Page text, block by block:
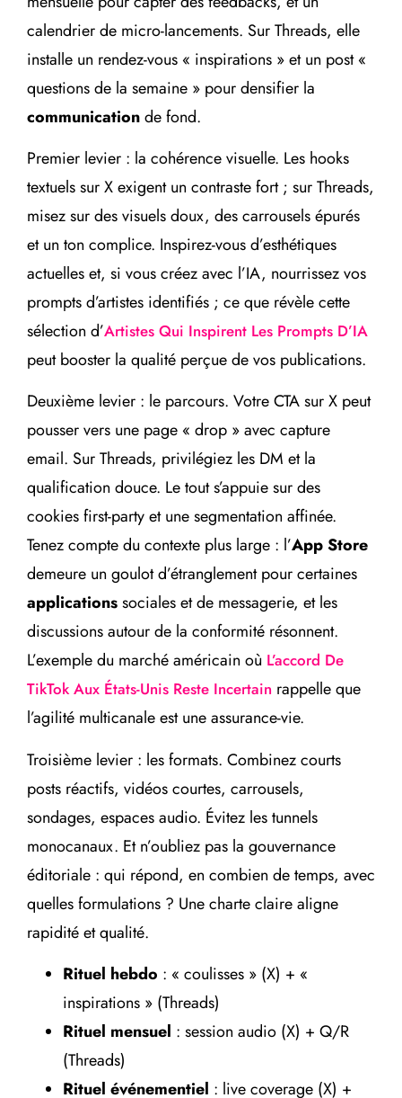
calendrier de micro-lancements. Sur Threads, elle
installe un rendez-vous « inspirations » et un post «
questions de la semaine » pour densifier la
communicationde fond.
Premier levier : la cohérence visuelle. Les hooks
textuels sur X exigent un contraste fort ; sur Threads,
misez sur des visuels doux, des carrousels épurés
et un ton complice. Inspirez-vous d’esthétiques
actuelles et, si vous créez avec l’IA, nourrissez vos
prompts d’artistes identifiés ; ce que révèle cette
sélection d’Artistes Qui Inspirent Les Prompts D’IA
peut booster la qualité perçue de vos publications.
Deuxième levier : le parcours. Votre CTA sur X peut
pousser vers une page « drop » avec capture
email. Sur Threads, privilégiez les DM et la
qualification douce. Le tout s’appuie sur des
cookies first-party et une segmentation affinée.
Tenez compte du contexte plus large : l’App Store
demeure un goulot d’étranglement pour certaines
applicationssociales et de messagerie, et les
discussions autour de la conformité résonnent.
L’exemple du marché américain où L’accord De
TikTok Aux États-Unis Reste Incertain rappelle que
l’agilité multicanale est une assurance-vie.
Troisième levier : les formats. Combinez courts
posts réactifs, vidéos courtes, carrousels,
sondages, espaces audio. Évitez les tunnels
monocanaux. Et n’oubliez pas la gouvernance
éditoriale : qui répond, en combien de temps, avec
quelles formulations ? Une charte claire aligne
rapidité et qualité.
Rituel hebdo : « coulisses » (X) + «
inspirations » (Threads)
Rituel mensuel : session audio (X) + Q/R
(Threads)
Rituel événementiel : live coverage (X) +